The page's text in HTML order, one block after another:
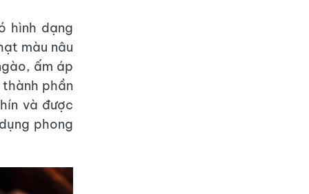
hình dạng
màu nâu
ấm áp
phần
và được
phong